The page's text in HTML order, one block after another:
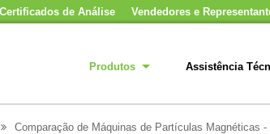
Certificados de Análise Vendedores e
Produtos Assistência
Comparação de Máquinas de Partículas Magnéticas